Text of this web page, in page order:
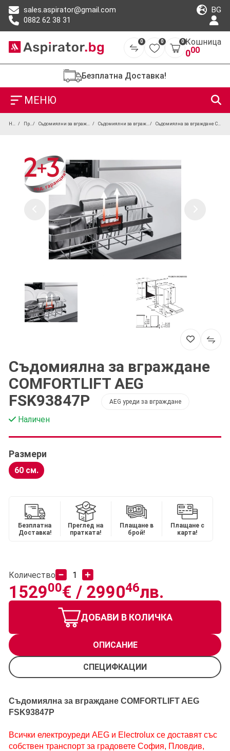
sales.aspirator@gmail.com
0882 62 38 31
BG
Безплатна Доставка!
0 0 0 Кошница
000
МЕНЮ
Начало Продукти Съдомиялни за вграждане и свободностоящи Съдомиялни за вграждане за модерна кухня Съдомиялна за вграждане COMFORTLIFT AEG FSK93847P
Съдомиялна за вграждане
COMFORTLIFT AEG
FSK93847P
AEG уреди за вграждане
Наличен
Размери
60 см.
Безплатна
Доставка!
Преглед на
пратката!
Плащане в
брой!
Плащане с
карта!
Количество
152900€ / 299046лв.
ДОБАВИ В КОЛИЧКА
ОПИСАНИЕ
СПЕЦИФКАЦИИ
Съдомиялна за вграждане COMFORTLIFT AEG
FSK93847P
Всички електроуреди AEG и Electrolux се доставят със
собствен транспорт за градовете София, Пловдив,